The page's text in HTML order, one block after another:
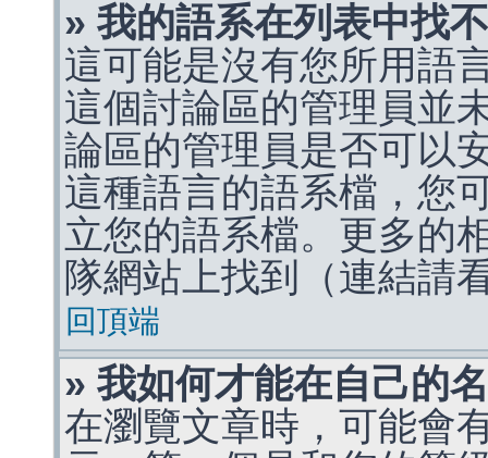
» 我的語系在列表中找
這可能是沒有您所用語
這個討論區的管理員並
論區的管理員是否可以
這種語言的語系檔，您
立您的語系檔。更多的
隊網站上找到（連結請
回頂端
» 我如何才能在自己的
在瀏覽文章時，可能會